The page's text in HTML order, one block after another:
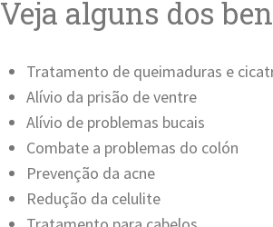
Veja alguns dos
Tratamento de queimaduras e
Alívio da prisão de ventre
Alívio de problemas bucais
Combate a problemas do colón
Prevenção da acne
Redução da celulite